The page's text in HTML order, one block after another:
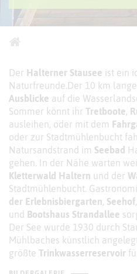
Der Halterner Stausee ist ein
Naturfreunde.Der 10 km
Ausblicke auf die
Sommer könnt ihr Tretboote,
ausleihen, oder mit dem
oder zur Stadtmühlenbucht
Natursandstrand im Seebad
gehen. In der Nähe warten
Kletterwald Haltern und der
Stadtmühlenbucht.
der Erlebnisbiergarten, Seehof,
und
Bootshaus Strandallee
Der See wurde 1930 durch
Mühlbaches künstlich
größte Trinkwasserreservoir